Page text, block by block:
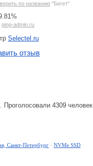
по названию "Бегет"
ping-admin.ru
Selectel.ru
отзыв
. Проголосовали 4309 человек
Санкт-Петербург · NVMe SSD